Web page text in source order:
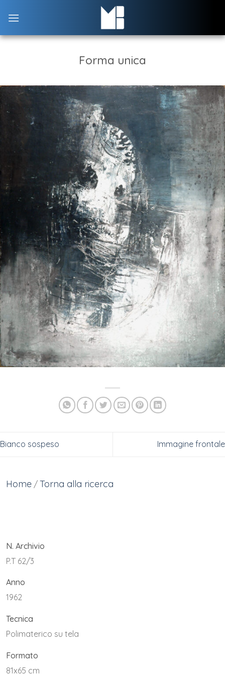
Forma unica
Bianco sospeso Immagine frontale
Home / Torna alla ricerca
N. Archivio
P.T 62/3
Anno
1962
Tecnica
Polimaterico su tela
Formato
81x65 cm